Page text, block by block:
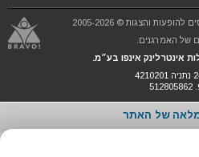
של האמרגנים.
אינטרלינק אינפו בע״מ.
של האתר